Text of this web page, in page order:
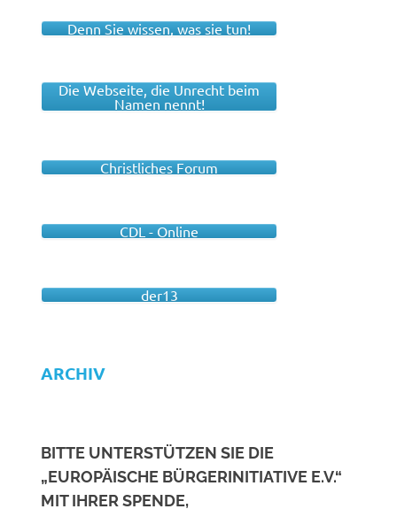
Denn Sie wissen, was sie tun!
Die Webseite, die Unrecht beim
Namen nennt!
Christliches Forum
CDL - Online
der13
ARCHIV
BITTE UNTERSTÜTZEN SIE DIE
„EUROPÄISCHE BÜRGERINITIATIVE E.V.“
MIT IHRER SPENDE,